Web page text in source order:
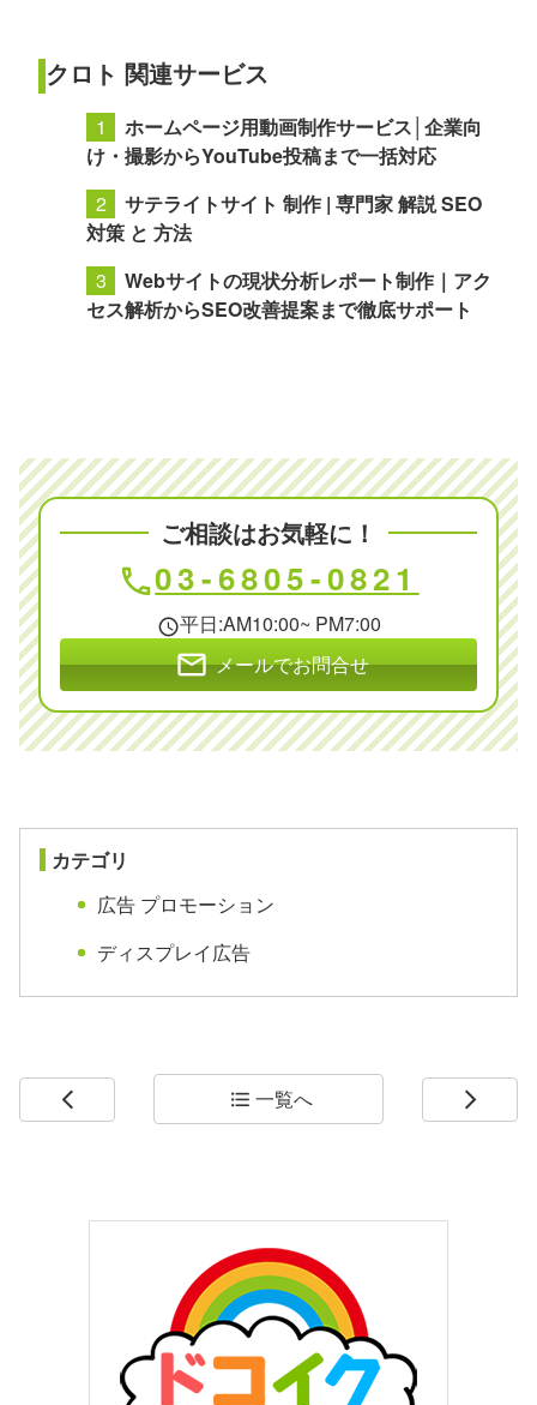
クロト 関連サービス
ホームページ用動画制作サービス│企業向
け・撮影からYouTube投稿まで一括対応
サテライトサイト 制作 | 専門家 解説 SEO
対策 と 方法
Webサイトの現状分析レポート制作｜アク
セス解析からSEO改善提案まで徹底サポート
ご相談はお気軽に！
phone03-6805-0821
schedule平日:AM10:00~ PM7:00
mail メールでお問合せ
カテゴリ
広告 プロモーション
ディスプレイ広告
arrow_back_ios format_list_bulleted 一覧へ arrow_forward_ios